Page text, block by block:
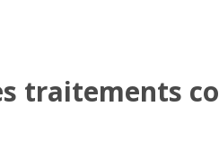
traitements